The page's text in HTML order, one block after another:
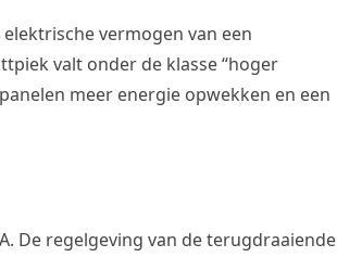
vermogen van een
valt onder de klasse “hoger
meer energie opwekken en een
De regelgeving van de terugdraaiende